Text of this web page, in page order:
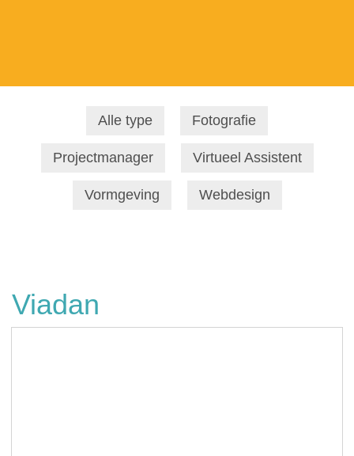
Alle type Fotografie
Projectmanager Virtueel Assistent
Vormgeving Webdesign
Viadan